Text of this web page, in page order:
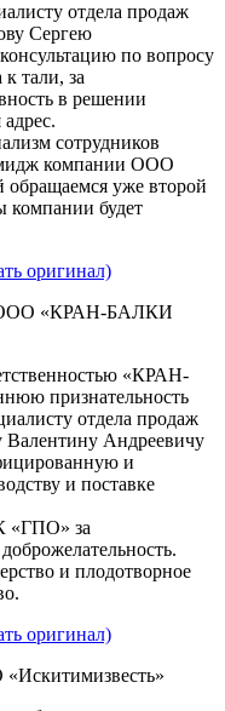
отдела продаж
Сергею
по вопросу
тали, за
в решении
сотрудников
компании ООО
уже второй
компании будет
оригинал)
«КРАН-БАЛКИ
«КРАН-
признательность
отдела продаж
Андреевичу
и
и поставке
«ГПО» за
и плодотворное
оригинал)